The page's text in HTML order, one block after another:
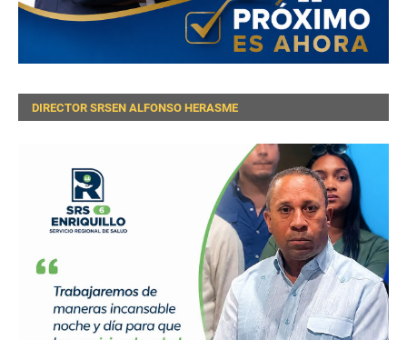
DIRECTOR SRSEN ALFONSO HERASME